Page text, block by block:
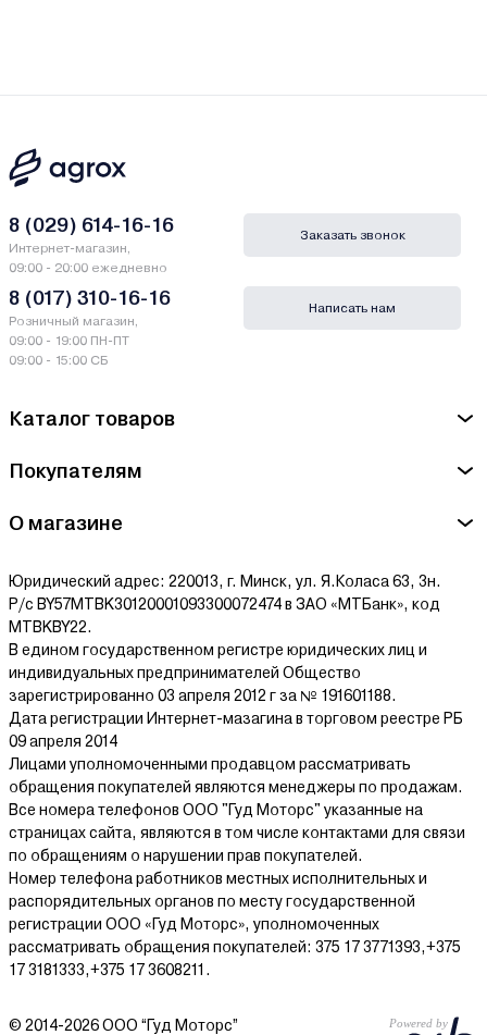
Каталог товаров
Покупателям
О магазине
Юридический адрес: 220013, г. Минск, ул. Я.Коласа 63, 3н.
Р/с BY57MTBK30120001093300072474 в ЗАО «МТБанк», код
MTBKBY22.
В едином государственном регистре юридических лиц и
индивидуальных предпринимателей Общество
зарегистрированно 03 апреля 2012 г за № 191601188.
Дата регистрации Интернет-мазагина в торговом реестре РБ
09 апреля 2014
Лицами уполномоченными продавцом рассматривать
обращения покупателей являются менеджеры по продажам.
Все номера телефонов ООО "Гуд Моторс" указанные на
страницах сайта, являются в том числе контактами для связи
по обращениям о нарушении прав покупателей.
Номер телефона работников местных исполнительных и
распорядительных органов по месту государственной
регистрации ООО «Гуд Моторс», уполномоченных
рассматривать обращения покупателей: 375 17 3771393,+375
17 3181333,+375 17 3608211.
8 (029) 614-16-16
Интернет-магазин,
09:00 - 20:00 ежедневно
8 (017) 310-16-16
Розничный магазин,
09:00 - 19:00 ПН-ПТ
09:00 - 15:00 СБ
Заказать звонок
Написать нам
© 2014-2026 ООО “Гуд Моторс”